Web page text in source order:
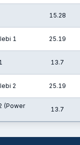
15.28
1 25.19
13.7
2 25.19
(Power
13.7